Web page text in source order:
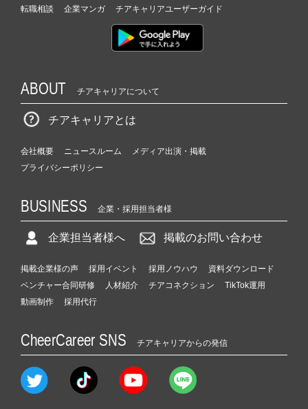
転職相談
企業マンガ チアキャリアユーザーガイド
ABOUT チアキャリアについて
チアキャリアとは
会社概要 ニュースルーム
メディア出演・掲載
プライバシーポリシー
BUSINESS 企業・採用担当者様
企業担当者様へ 掲載のお問い合わせ
掲載企業様の声 採用イベント 採用ノウハウ
資料ダウンロード
ベンチャー合同研修
人材紹介 チアコネクション
TikTok運用
動画制作
採用代行
CheerCareer SNS チアキャリアからの発信